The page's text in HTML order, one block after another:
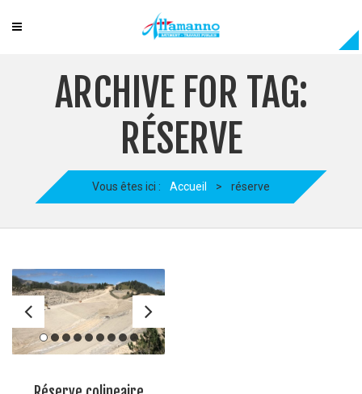
ARCHIVE FOR TAG:
RÉSERVE
Vous êtes ici : Accueil > réserve